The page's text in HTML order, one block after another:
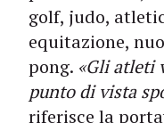
golf, judo,
equitazione,
pong. «Gli atleti
punto di vista
riferisce la